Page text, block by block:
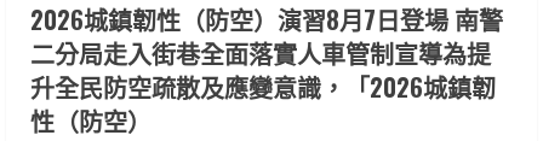
2026城鎮韌性（防空）演習8月7日登場 南警
二分局走入街巷全面落實人車管制宣導為提
升全民防空疏散及應變意識，「2026城鎮韌
性（防空）